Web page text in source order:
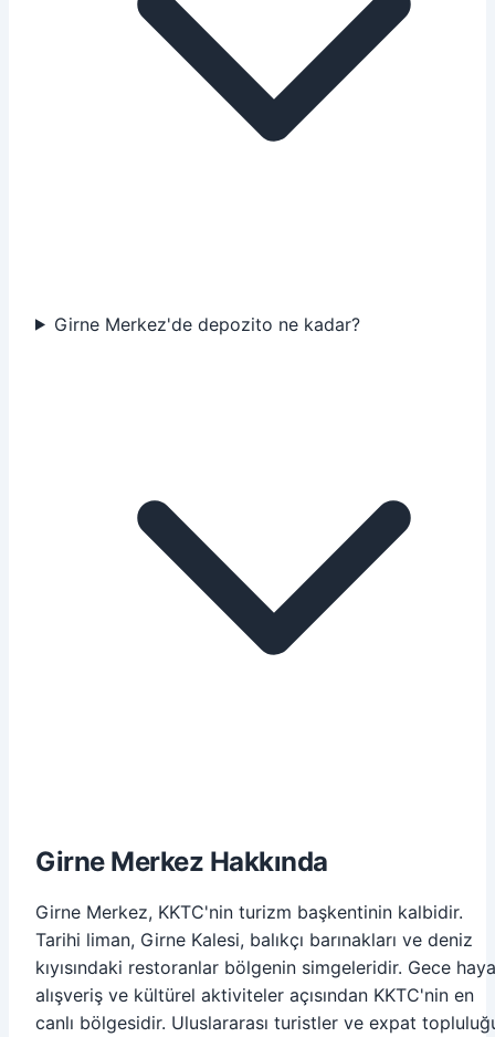
Girne Merkez'de depozito ne kadar?
Girne Merkez Hakkında
Girne Merkez, KKTC'nin turizm başkentinin kalbidir.
Tarihi liman, Girne Kalesi, balıkçı barınakları ve deniz
kıyısındaki restoranlar bölgenin simgeleridir. Gece
alışveriş ve kültürel aktiviteler açısından KKTC'nin en
canlı bölgesidir. Uluslararası turistler ve expat